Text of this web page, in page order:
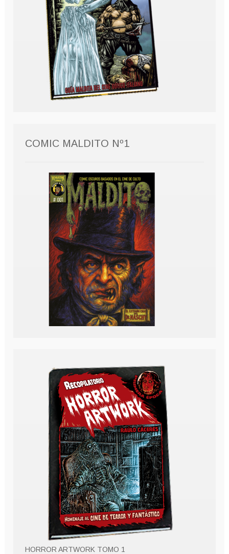
COMIC MALDITO Nº1
HORROR ARTWORK TOMO 1